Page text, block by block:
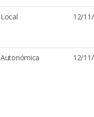
Local 12/
Autonómica 12/